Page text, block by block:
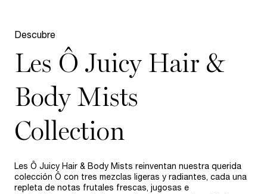
Descubre
Les Ô Juicy Hair &
Body Mists
Collection​
Les Ô Juicy Hair & Body Mists reinventan nuestra querida
colección Ô con tres mezclas ligeras y radiantes, cada una
repleta de notas frutales frescas, jugosas e